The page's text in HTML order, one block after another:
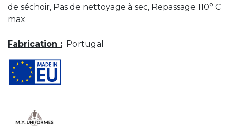
de séchoir, Pas de nettoyage à sec, Repassage 110° C
max
Fabrication : Portugal